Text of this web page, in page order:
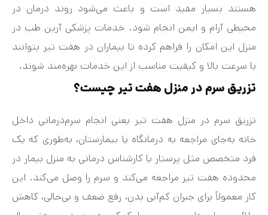
هستند بسیار مفید است و باعث می‌شود روند درمان در
محیطی آرام و ایمن انجام شود. خدمات پزشکی آرین طب در
منزل این امکان را فراهم کرده تا بیماران در هفت‌ تیر بتوانند
با سرعت بالا و کیفیت مناسب از این خدمات بهره‌مند شوند.
تزریق سرم در منزل هفت تیر چیست؟
تزریق سرم در منزل هفت‌ تیر یعنی انجام سرم‌درمانی داخل
خانه به‌جای مراجعه به درمانگاه یا بیمارستان، به‌طوری که یک
فرد متخصص مثل پرستار یا کارشناس درمانی به منزل بیمار در
محدوده هفت‌ تیر مراجعه می‌کند و سرم را وصل می‌کند. این
کار معمولاً برای جبران کم‌آبی بدن، رفع ضعف و بی‌حالی، کاهش